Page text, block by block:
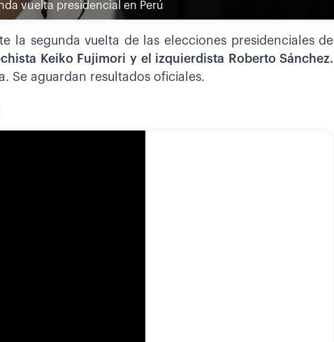
vuelta presidencial en Perú
la segunda vuelta de las elecciones presidenciales de
Keiko Fujimori y el izquierdista Roberto Sánchez.
Se aguardan resultados oficiales.